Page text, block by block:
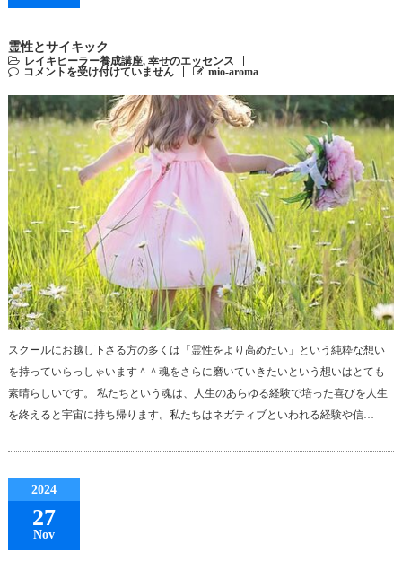
霊性とサイキック
レイキヒーラー養成講座, 幸せのエッセンス
コメントを受け付けていません
mio-aroma
スクールにお越し下さる方の多くは「霊性をより高めたい」という純粋な想い
を持っていらっしゃいます＾＾魂をさらに磨いていきたいという想いはとても
素晴らしいです。 私たちという魂は、人生のあらゆる経験で培った喜びを人生
を終えると宇宙に持ち帰ります。私たちはネガティブといわれる経験や信…
2024
27
Nov